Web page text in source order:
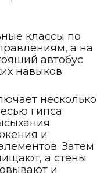
классы по
а на
автобус
навыков.
несколько
гипса
и
Затем
а стены
и